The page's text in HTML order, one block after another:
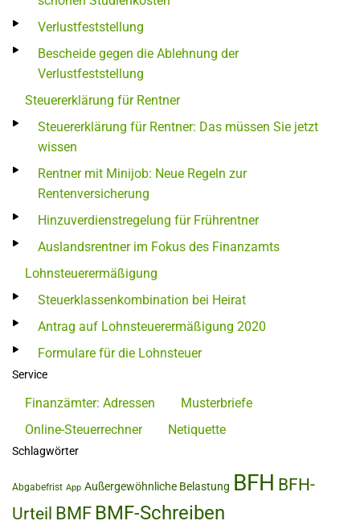
Verlustfeststellung
Bescheide gegen die Ablehnung der
Verlustfeststellung
Steuererklärung für Rentner
Steuererklärung für Rentner: Das müssen Sie jetzt
wissen
Rentner mit Minijob: Neue Regeln zur
Rentenversicherung
Hinzuverdienstregelung für Frührentner
Auslandsrentner im Fokus des Finanzamts
Lohnsteuerermäßigung
Steuerklassenkombination bei Heirat
Antrag auf Lohnsteuerermäßigung 2020
Formulare für die Lohnsteuer
Service
Finanzämter: Adressen
Musterbriefe
Online-Steuerrechner
Netiquette
Schlagwörter
Abgabefrist App Außergewöhnliche Belastung BFH BFH-
Urteil BMF BMF-Schreiben